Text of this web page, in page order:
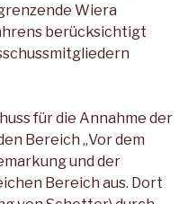
Wiera
berücksichtigt
für die Annahme der
Bereich „Vor dem
und der
Bereich aus. Dort